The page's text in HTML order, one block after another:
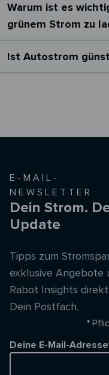
Warum ist es
grünem Strom zu
Ist Autostrom
E-MAIL-
NEWSLETTER
Dein Strom.
Update
Tipps zum
exklusive Angebote
Rabot Insights
Dein Postfach.
*
Deine E-Mail-